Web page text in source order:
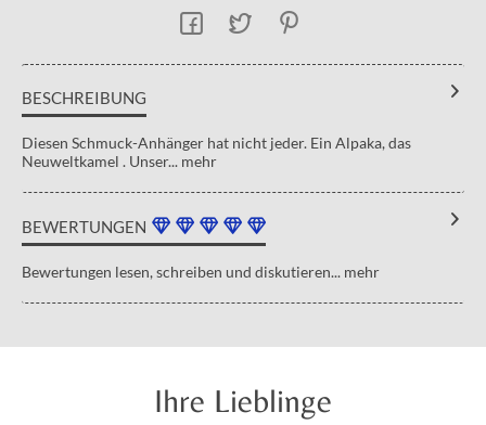
BESCHREIBUNG
Diesen Schmuck-Anhänger hat nicht jeder. Ein Alpaka, das
Neuweltkamel . Unser... mehr
BEWERTUNGEN
Bewertungen lesen, schreiben und diskutieren... mehr
Ihre Lieblinge